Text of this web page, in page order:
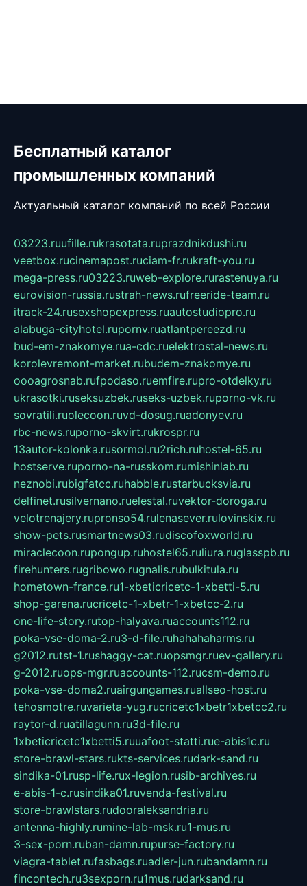
Бесплатный каталог
промышленных компаний
Актуальный каталог компаний по всей России
03223.ruufille.rukrasotata.ruprazdnikdushi.ru
veetbox.rucinemapost.ruciam-fr.rukraft-you.ru
mega-press.ru03223.ruweb-explore.rurastenuya.ru
eurovision-russia.rustrah-news.rufreeride-team.ru
itrack-24.rusexshopexpress.ruautostudiopro.ru
alabuga-cityhotel.rupornv.ruatlantpereezd.ru
bud-em-znakomye.rua-cdc.ruelektrostal-news.ru
korolevremont-market.rubudem-znakomye.ru
oooagrosnab.rufpodaso.ruemfire.rupro-otdelky.ru
ukrasotki.ruseksuzbek.ruseks-uzbek.ruporno-vk.ru
sovratili.ruolecoon.ruvd-dosug.ruadonyev.ru
rbc-news.ruporno-skvirt.rukrospr.ru
13autor-kolonka.rusormol.ru2rich.ruhostel-65.ru
hostserve.ruporno-na-russkom.rumishinlab.ru
neznobi.rubigfatcc.ruhabble.rustarbucksvia.ru
delfinet.rusilvernano.ruelestal.ruvektor-doroga.ru
velotrenajery.rupronso54.rulenasever.rulovinskix.ru
show-pets.rusmartnews03.rudiscofoxworld.ru
miraclecoon.rupongup.ruhostel65.ruliura.ruglasspb.ru
firehunters.rugribowo.rugnalis.rubulkitula.ru
hometown-france.ru1-xbeticricetc-1-xbetti-5.ru
shop-garena.rucricetc-1-xbetr-1-xbetcc-2.ru
one-life-story.rutop-halyava.ruaccounts112.ru
poka-vse-doma-2.ru3-d-file.ruhahahaharms.ru
g2012.rutst-1.rushaggy-cat.ruopsmgr.ruev-gallery.ru
g-2012.ruops-mgr.ruaccounts-112.rucsm-demo.ru
poka-vse-doma2.ruairgungames.ruallseo-host.ru
tehosmotre.ruvarieta-yug.rucricetc1xbetr1xbetcc2.ru
raytor-d.ruatillagunn.ru3d-file.ru
1xbeticricetc1xbetti5.ruuafoot-statti.rue-abis1c.ru
store-brawl-stars.rukts-services.rudark-sand.ru
sindika-01.rusp-life.rux-legion.rusib-archives.ru
e-abis-1-c.rusindika01.ruvenda-festival.ru
store-brawlstars.rudooraleksandria.ru
antenna-highly.rumine-lab-msk.ru1-mus.ru
3-sex-porn.ruban-damn.rupurse-factory.ru
viagra-tablet.rufasbags.ruadler-jun.rubandamn.ru
fincontech.ru3sexporn.ru1mus.rudarksand.ru